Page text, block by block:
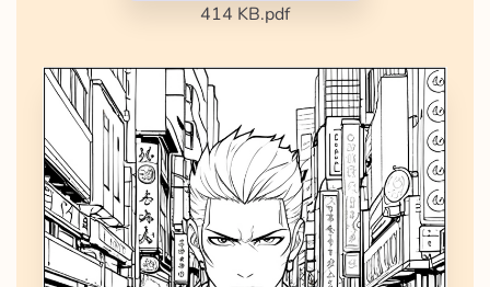
414 KB.pdf